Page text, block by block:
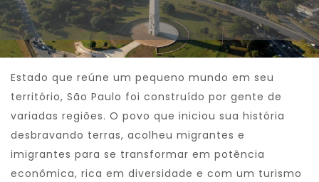
Estado que reúne um pequeno mundo em seu
território, São Paulo foi construído por gente de
variadas regiões. O povo que iniciou sua história
desbravando terras, acolheu migrantes e
imigrantes para se transformar em potência
econômica, rica em diversidade e com um turismo